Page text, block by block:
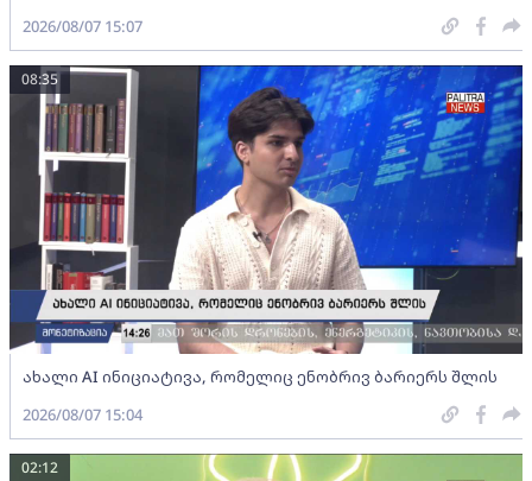
2026/08/07 15:07
ახალი AI ინიციატივა, რომელიც ენობრივ ბარიერს შლის
08:35
2026/08/07 15:04
02:12